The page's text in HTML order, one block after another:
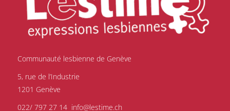
Communauté lesbienne de Genève
5, rue de l’Industrie
1201 Genève
022/ 797 27 14 info@lestime.ch